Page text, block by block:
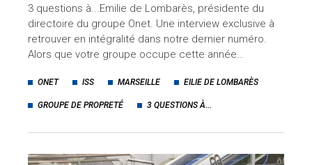
3 questions à...Emilie de Lombarès, présidente du
directoire du groupe Onet. Une interview exclusive à
retrouver en intégralité dans notre dernier numéro.
Alors que votre groupe occupe cette année…
ONET ISS MARSEILLE EILIE DE LOMBARÈS
GROUPE DE PROPRETÉ 3 QUESTIONS À...